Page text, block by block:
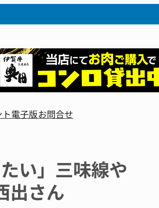
電子版お問合せ
い」三味線や
出さん